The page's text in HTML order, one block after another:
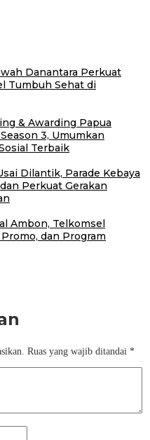
Danantara Perkuat
Tumbuh Sehat di
& Awarding Papua
3, Umumkan
Terbaik
Dilantik, Parade Kebaya
Perkuat Gerakan
Ambon, Telkomsel
dan Program
Ruas yang wajib ditandai *